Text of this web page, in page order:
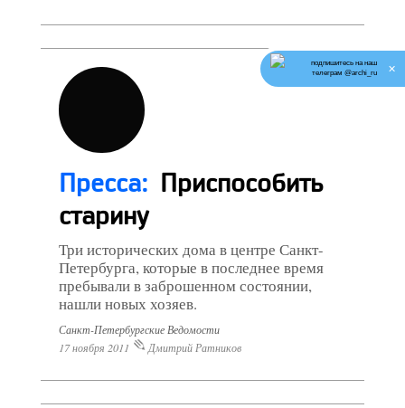
Пресса: Приспособить
старину
Три исторических дома в центре Санкт-
Петербурга, которые в последнее время
пребывали в заброшенном состоянии,
нашли новых хозяев.
Санкт-Петербургские Ведомости
17 ноября 2011
Дмитрий Ратников
подпишитесь на наш
телеграм @archi_ru
✕